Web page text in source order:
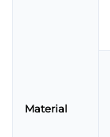
Material